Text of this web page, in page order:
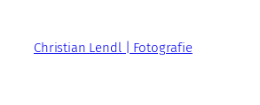
springenChristian Lendl | Fotografie